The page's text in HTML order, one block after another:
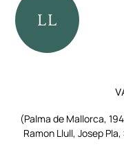
(Palma de Mallorca,
Ramon Llull, Josep